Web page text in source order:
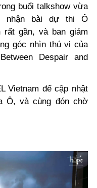
buổi talkshow vừa
nhận bài dự thi Ô
rất gần, và ban giám
góc nhìn thú vị của
Despair and
Vietnam để cập nhật
Ô, và cùng đón chờ